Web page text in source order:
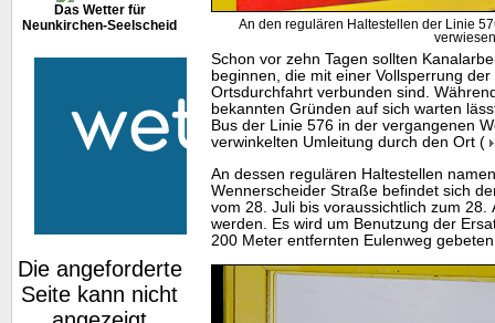
Das Wetter für
Neunkirchen-Seelscheid
An den regulären Haltestellen der Linie
verwiesen
Schon vor zehn Tagen sollten
beginnen, die mit einer Vollsperrung
Ortsdurchfahrt verbunden sind.
bekannten Gründen auf sich warten
Bus der Linie 576 in der vergangenen
verwinkelten Umleitung durch den Ort (
An dessen regulären Haltestellen
Wennerscheider Straße befindet sich
vom 28. Juli bis voraussichtlich zum 28.
werden. Es wird um Benutzung der
200 Meter entfernten Eulenweg